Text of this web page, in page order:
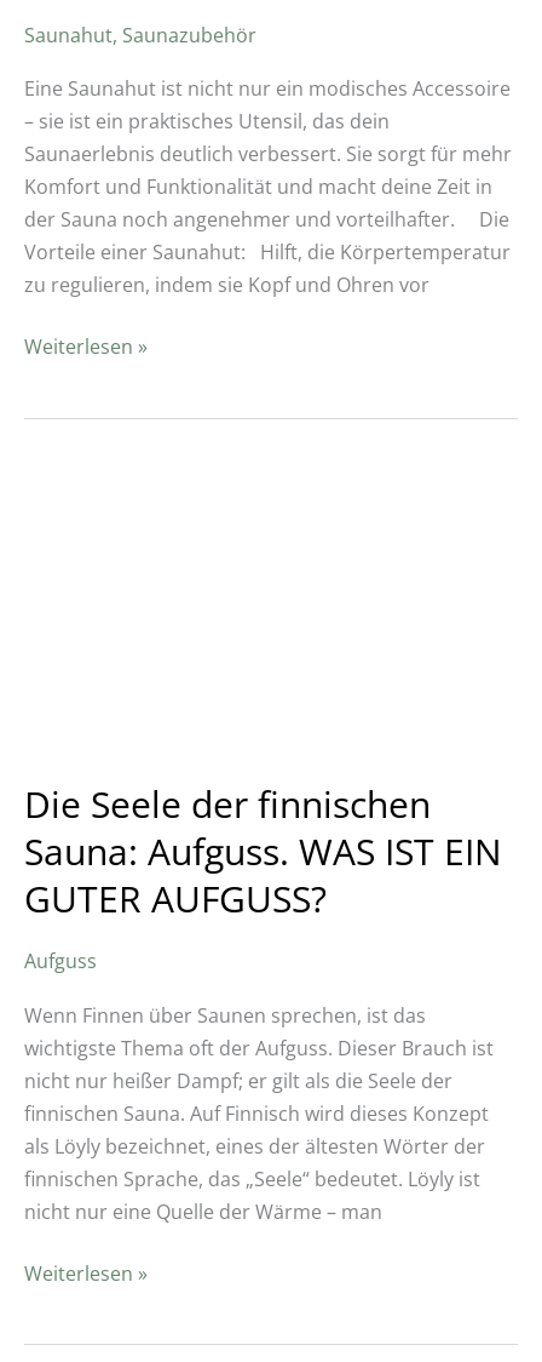
Saunahut, Saunazubehör
Eine Saunahut ist nicht nur ein modisches Accessoire
– sie ist ein praktisches Utensil, das dein
Saunaerlebnis deutlich verbessert. Sie sorgt für mehr
Komfort und Funktionalität und macht deine Zeit in
der Sauna noch angenehmer und vorteilhafter. Die
Vorteile einer Saunahut: Hilft, die Körpertemperatur
zu regulieren, indem sie Kopf und Ohren vor
Weiterlesen »
Die Seele der finnischen
Sauna: Aufguss. WAS IST EIN
GUTER AUFGUSS?
Aufguss
Wenn Finnen über Saunen sprechen, ist das
wichtigste Thema oft der Aufguss. Dieser Brauch ist
nicht nur heißer Dampf; er gilt als die Seele der
finnischen Sauna. Auf Finnisch wird dieses Konzept
als Löyly bezeichnet, eines der ältesten Wörter der
finnischen Sprache, das „Seele“ bedeutet. Löyly ist
nicht nur eine Quelle der Wärme – man
AUFGUSS?
Weiterlesen »